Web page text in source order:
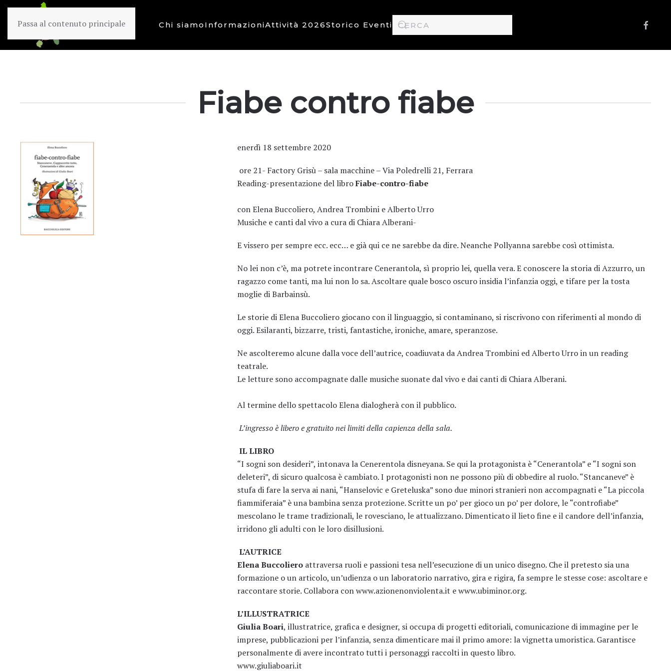
Passa al contenuto principale Chi siamo InformazioniAttività 2026Storico Eventi
Fiabe contro fiabe
enerdì 18 settembre 2020
ore 21- Factory Grisù – sala macchine – Via Poledrelli 21, Ferrara
Reading-presentazione del libroFiabe-contro-fiabe
con Elena Buccoliero, Andrea Trombini e Alberto Urro
Musiche e canti dal vivo a cura di Chiara Alberani-
E vissero per sempre ecc. ecc… e già qui ce ne sarebbe da dire. Neanche Pollyanna sarebbe così ottimista.
No lei non c’è, ma potrete incontrare Cenerantola, sì proprio lei, quella vera. E conoscere la storia di Azzurro, un
ragazzo come tanti, ma lui non lo sa. Ascoltare quale bosco oscuro insidia l’infanzia oggi, e tifare per la tosta
moglie di Barbainsù.
Le storie di Elena Buccoliero giocano con il linguaggio, si contaminano, si riscrivono con riferimenti al mondo di
oggi. Esilaranti, bizzarre, tristi, fantastiche, ironiche, amare, speranzose.
Ne ascolteremo alcune dalla voce dell’autrice, coadiuvata da Andrea Trombini ed Alberto Urro in un reading
teatrale.
Le letture sono accompagnate dalle musiche suonate dal vivo e dai canti di Chiara Alberani.
Al termine dello spettacolo Elena dialogherà con il pubblico.
L’ingresso è libero e gratuito nei limiti della capienza della sala.
IL LIBRO
“I sogni son desideri”, intonava la Cenerentola disneyana. Se qui la protagonista è “Cenerantola” e “I sogni son
deleteri”, di sicuro qualcosa è cambiato. I protagonisti non ne possono più di obbedire al ruolo. “Stancaneve” è
stufa di fare la serva ai nani, “Hanselovic e Greteluska” sono due minori stranieri non accompagnati e “La piccola
fiammiferaia” è una bambina senza protezione. Scritte un po’ per gioco un po’ per dolore, le “controfiabe”
mescolano le trame tradizionali, le rovesciano, le attualizzano. Dimenticato il lieto fine e il candore dell’infanzia,
irridono gli adulti con le loro disillusioni.
L’AUTRICE
Elena Buccolieroattraversa ruoli e passioni tesa nell’esecuzione di un unico disegno. Che il pretesto sia una
formazione o un articolo, un’udienza o un laboratorio narrativo, gira e rigira, fa sempre le stesse cose: ascoltare e
raccontare storie. Collabora conwww.azionenonviolenta.it ewww.ubiminor.org.
L’ILLUSTRATRICE
Giulia Boari, illustratrice, grafica e designer, si occupa di progetti editoriali, comunicazione di immagine per le
imprese, pubblicazioni per l’infanzia, senza dimenticare mai il primo amore: la vignetta umoristica. Garantisce
personalmente di avere incontrato tutti i personaggi raccolti in questo libro.
www.giuliaboari.it